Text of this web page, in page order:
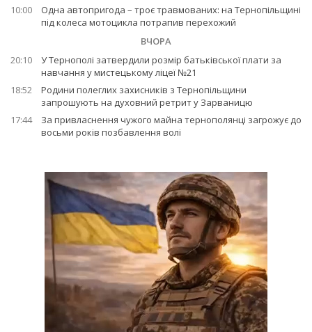
10:00
Одна автопригода – троє травмованих: на Тернопільщині
під колеса мотоцикла потрапив перехожий
ВЧОРА
20:10
У Тернополі затвердили розмір батьківської плати за
навчання у мистецькому ліцеї №21
18:52
Родини полеглих захисників з Тернопільщини
запрошують на духовний ретрит у Зарваницю
17:44
За привласнення чужого майна тернополянці загрожує до
восьми років позбавлення волі